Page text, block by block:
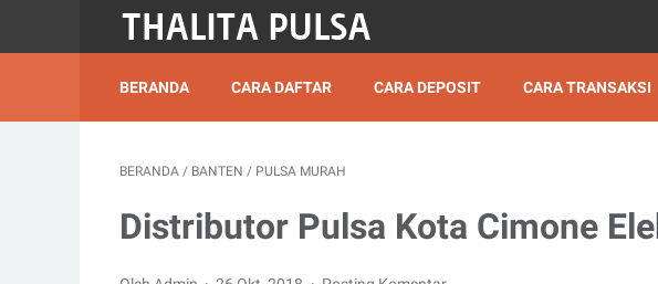
BERANDA CARA DAFTAR CARA DEPOSIT CARA TRANSAKSI
BERANDA / BANTEN / PULSA MURAH
Distributor Pulsa Kota Cimone